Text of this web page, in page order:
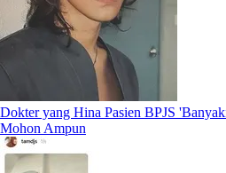
Dokter yang Hina Pasien BPJS
Mohon Ampun